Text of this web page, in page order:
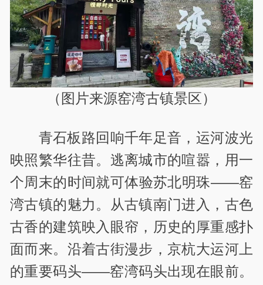
（图片来源窑湾古镇景区）
青石板路回响千年足音，运河波光
映照繁华往昔。逃离城市的喧嚣，用一
个周末的时间就可体验苏北明珠——窑
湾古镇的魅力。从古镇南门进入，古色
古香的建筑映入眼帘，历史的厚重感扑
面而来。沿着古街漫步，京杭大运河上
的重要码头——窑湾码头出现在眼前。